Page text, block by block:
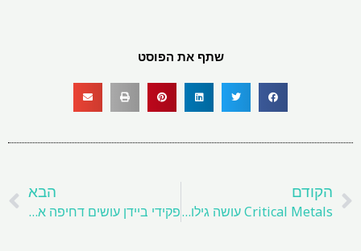
שתף את הפוסט
Critical Metals עושה גילוי גליום בפרויקט Tanbreez REE פקידי ביידן עושים דחיפה אחרונה להשקעה בכרייה בגרינלנד
הבא